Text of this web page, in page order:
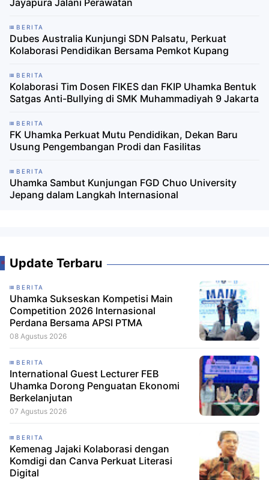
Jayapura Jalani Perawatan
BERITA
Dubes Australia Kunjungi SDN Palsatu, Perkuat
Kolaborasi Pendidikan Bersama Pemkot Kupang
BERITA
Kolaborasi Tim Dosen FIKES dan FKIP Uhamka Bentuk
Satgas Anti-Bullying di SMK Muhammadiyah 9 Jakarta
BERITA
FK Uhamka Perkuat Mutu Pendidikan, Dekan Baru
Usung Pengembangan Prodi dan Fasilitas
BERITA
Uhamka Sambut Kunjungan FGD Chuo University
Jepang dalam Langkah Internasional
Update Terbaru
BERITA
Uhamka Sukseskan Kompetisi Main
Competition 2026 Internasional
Perdana Bersama APSI PTMA
08 Agustus 2026
BERITA
International Guest Lecturer FEB
Uhamka Dorong Penguatan Ekonomi
Berkelanjutan
07 Agustus 2026
BERITA
Kemenag Jajaki Kolaborasi dengan
Komdigi dan Canva Perkuat Literasi
Digital